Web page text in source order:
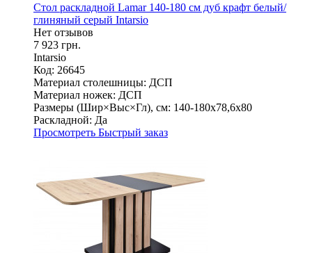
Стол раскладной Lamar 140-180 см дуб крафт белый/
глиняный серый Intarsio
Нет отзывов
7 923 грн.
Intarsio
Код: 26645
Материал столешницы: ДСП
Материал ножек: ДСП
Размеры (Шир×Выс×Гл), см: 140-180х78,6х80
Раскладной: Да
Просмотреть Быстрый заказ